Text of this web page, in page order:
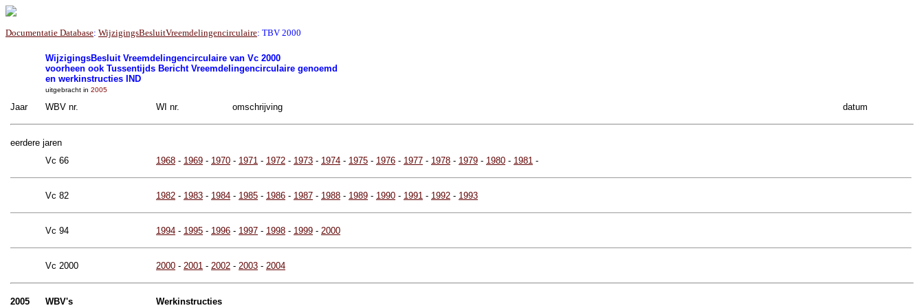
Documentatie Database: WijzigingsBesluitVreemdelingencirculaire: TBV 2000
WijzigingsBesluit Vreemdelingencirculaire van Vc 2000
voorheen ook Tussentijds Bericht Vreemdelingencirculaire genoemd
en werkinstructies IND
uitgebracht in 2005
Jaar WBV nr. WI nr. omschrijving datum
eerdere jaren
Vc 66
1968 - 1969 - 1970 - 1971 - 1972 - 1973 - 1974 - 1975 - 1976 - 1977 - 1978 - 1979 - 1980 - 1981 -
Vc 82 1982 - 1983 - 1984 - 1985 - 1986 - 1987 - 1988 - 1989 - 1990 - 1991 - 1992 - 1993
Vc 94 1994 - 1995 - 1996 - 1997 - 1998 - 1999 - 2000
Vc 2000 2000 - 2001 - 2002 - 2003 - 2004
2005 WBV's Werkinstructies